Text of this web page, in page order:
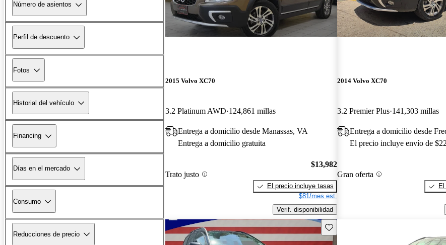
Número de asientos
Perfil de descuento
Fotos
Historial del vehículo
Financing
Días en el mercado
Consumo
Reducciones de precio
2015 Volvo XC70
3.2 Platinum AWD 124,861 millas
Entrega a domicilio desde Manassas, VA
Entrega a domicilio gratuita
Trato justo
$13,982
El precio incluye tasas
$81/mes est.
Verif. disponibilidad
2014 Volvo XC70
3.2 Premier Plus 141,303 millas
Entrega a domicilio desde
El precio incluye envío de
Gran oferta
Guarda este Aviso